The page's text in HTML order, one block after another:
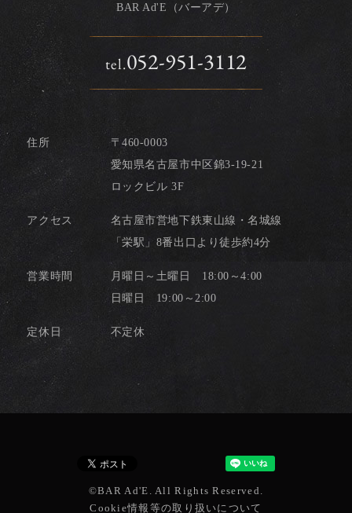
BAR Ad'E（バーアデ）
tel.052-951-3112
住所
〒460-0003
愛知県名古屋市中区錦3-19-21
ロックビル 3F
アクセス
名古屋市営地下鉄東山線・名城線
「栄駅」8番出口より徒歩約4分
営業時間
月曜日～土曜日 18:00～4:00
日曜日 19:00～2:00
定休日 不定休
©BAR Ad'E. All Rights Reserved.
Cookie情報等の取り扱いについて